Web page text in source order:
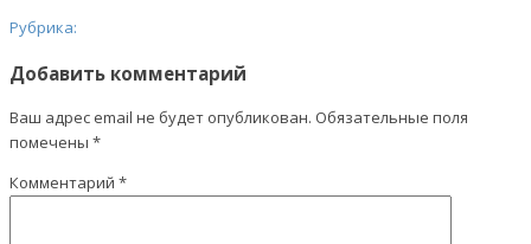
Рубрика:
Добавить комментарий
Ваш адрес email не будет опубликован. Обязательные поля
помечены *
Комментарий *